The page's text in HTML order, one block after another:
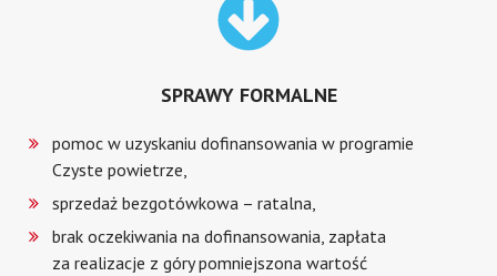
SPRAWY FORMALNE
pomoc w uzyskaniu dofinansowania w programie
Czyste powietrze,
sprzedaż bezgotówkowa – ratalna,
brak oczekiwania na dofinansowania, zapłata
za realizacje z góry pomniejszona wartość